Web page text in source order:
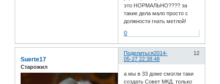
это НОРМАЛЬНО???? за
такие дела мало просто с
должности гнать метлой!
0
Поделиться 12
2014-
05-27 22:38:48
Suerte17
Старожил
а мы в 33 доме смогли таки
создать Совет МКД, только